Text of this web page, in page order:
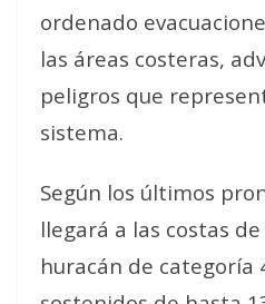
ordenado
las áreas costeras,
peligros que
sistema.
Según los últimos
llegará a las costas
huracán de categoría